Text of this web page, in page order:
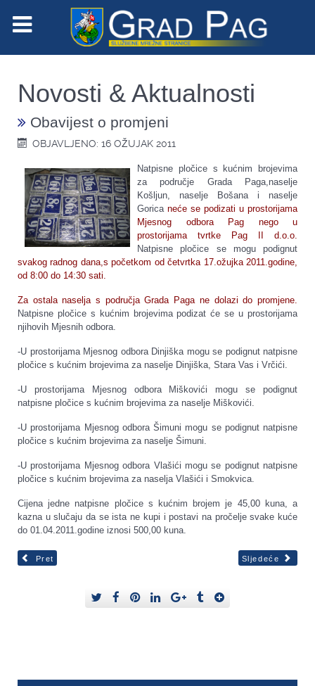
Novosti & Aktualnosti
Obavijest o promjeni
OBJAVLJENO: 16 OŽUJAK 2011
Natpisne pločice s kućnim brojevima
za područje Grada Paga,naselje
Košljun, naselje Bošana i naselje
Gorica neće se podizati u prostorijama
Mjesnog odbora Pag nego u
prostorijama tvrtke Pag II d.o.o.
Natpisne pločice se mogu podignut
svakog radnog dana,s početkom od četvrtka 17.ožujka 2011.godine,
od 8:00 do 14:30 sati.
Za ostala naselja s područja Grada Paga ne dolazi do promjene.
Natpisne pločice s kućnim brojevima podizat će se u prostorijama
njihovih Mjesnih odbora.
-U prostorijama Mjesnog odbora Dinjiška mogu se podignut natpisne
pločice s kućnim brojevima za naselje Dinjiška, Stara Vas i Vrčići.
-U prostorijama Mjesnog odbora Miškovići mogu se podignut
natpisne pločice s kućnim brojevima za naselje Miškovići.
-U prostorijama Mjesnog odbora Šimuni mogu se podignut natpisne
pločice s kućnim brojevima za naselje Šimuni.
-U prostorijama Mjesnog odbora Vlašići mogu se podignut natpisne
pločice s kućnim brojevima za naselja Vlašići i Smokvica.
Cijena jedne natpisne pločice s kućnim brojem je 45,00 kuna, a
kazna u slučaju da se ista ne kupi i postavi na pročelje svake kuće
do 01.04.2011.godine iznosi 500,00 kuna.
Pret Sljedeće